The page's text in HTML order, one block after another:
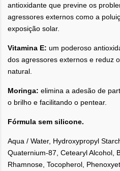
antioxidante que previne os
agressores externos como a
exposição solar.
Vitamina E: um poderoso
dos agressores externos e reduz
natural.
Moringa: elimina a adesão de
o brilho e facilitando o pentear.
Fórmula sem silicone.
Aqua / Water, Hydroxypropyl
Quaternium-87, Cetearyl Alcohol,
Rhamnose, Tocopherol,